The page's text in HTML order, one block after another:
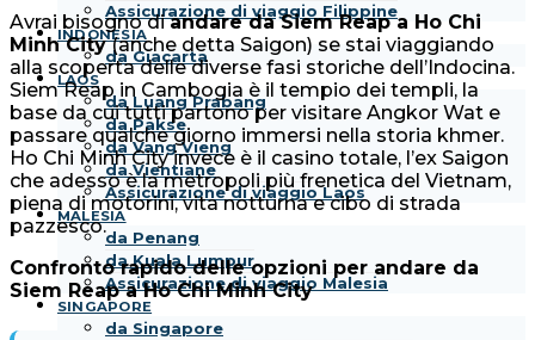
Assicurazione di viaggio Filippine
INDONESIA
da Giacarta
LAOS
da Luang Prabang
da Pakse
da Vang Vieng
da Vientiane
Assicurazione di viaggio Laos
MALESIA
da Penang
da Kuala Lumpur
Assicurazione di viaggio Malesia
SINGAPORE
da Singapore
Avrai bisogno diandare da Siem Reap a Ho Chi
Minh City(anche detta Saigon) se stai viaggiando
alla scoperta delle diverse fasi storiche dell’Indocina.
Siem Reap in Cambogia è il tempio dei templi, la
base da cui tutti partono per visitare Angkor Wat e
passare qualche giorno immersi nella storia khmer.
Ho Chi Minh City invece è il casino totale, l’ex Saigon
che adesso è la metropoli più frenetica del Vietnam,
piena di motorini, vita notturna e cibo di strada
pazzesco.
Confronto rapido delle opzioni per andare da
Siem Reap a Ho Chi Minh City